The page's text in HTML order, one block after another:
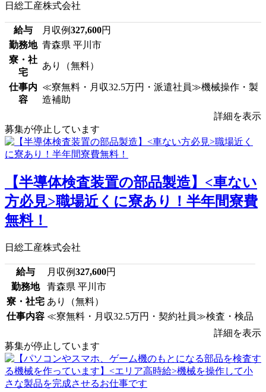
日総工産株式会社
給与 月収例327,600円
勤務地 青森県 平川市
寮・社
宅
あり（無料）
仕事内
容
≪寮無料・月収32.5万円・派遣社員≫機械操作・製
造補助
詳細を表示
募集が停止しています
【半導体検査装置の部品製造】<車ない
方必見>職場近くに寮あり！半年間寮費
無料！
日総工産株式会社
給与 月収例327,600円
勤務地
青森県 平川市
寮・社宅 あり（無料）
仕事内容 ≪寮無料・月収32.5万円・契約社員≫検査・検品
詳細を表示
募集が停止しています